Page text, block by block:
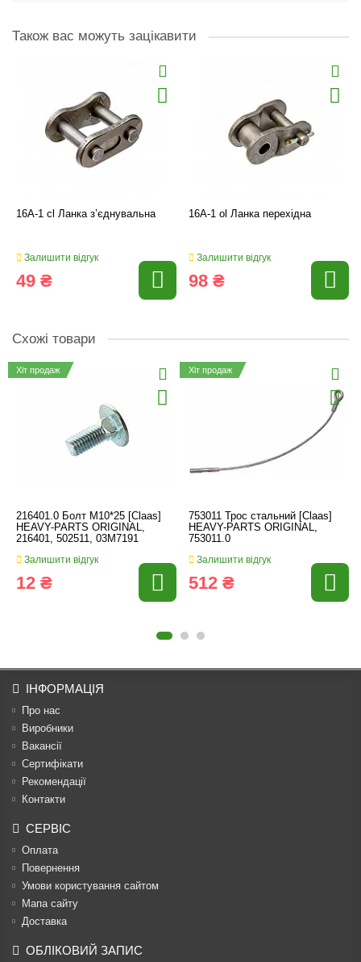
Також вас можуть зацікавити
16A-1 cl Ланка з’єднувальна
Залишити відгук
49 ₴
16A-1 ol Ланка перехідна
Залишити відгук
98 ₴
Схожі товари
Хіт продаж
216401.0 Болт M10*25 [Claas]
HEAVY-PARTS ORIGINAL,
216401, 502511, 03M7191
Залишити відгук
12 ₴
Хіт продаж
753011 Трос стальний [Claas]
HEAVY-PARTS ORIGINAL,
753011.0
Залишити відгук
512 ₴
ІНФОРМАЦІЯ
Про нас
Виробники
Вакансії
Сертифікати
Рекомендації
Контакти
СЕРВІС
Оплата
Повернення
Умови користування сайтом
Мапа сайту
Доставка
ОБЛІКОВИЙ ЗАПИС